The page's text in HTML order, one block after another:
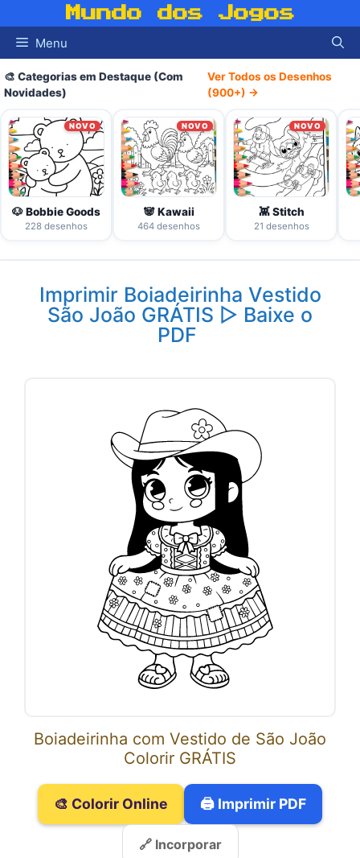
para
conteúdo
Mundo dos Jogos
Menu
🎨 Categorias em Destaque (Com
Novidades)
Ver Todos os Desenhos
(900+) →
NOVO
🐶 Bobbie Goods
228 desenhos
NOVO
🐼 Kawaii
464 desenhos
NOVO
👾 Stitch
21 desenhos
Imprimir Boiadeirinha Vestido
São João GRÁTIS ▷ Baixe o
PDF
Boiadeirinha com Vestido de São João
Colorir GRÁTIS
🎨 Colorir Online 🖨️ Imprimir PDF
🔗 Incorporar